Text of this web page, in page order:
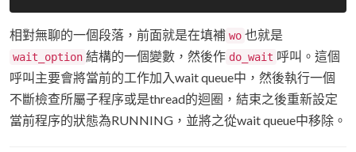
相對無聊的一個段落，前面就是在填補 wo 也就是
wait_option 結構的一個變數，然後作 do_wait 呼叫。這個
呼叫主要會將當前的工作加入wait queue中，然後執行一個
不斷檢查所屬子程序或是thread的迴圈，結束之後重新設定
當前程序的狀態為RUNNING，並將之從wait queue中移除。